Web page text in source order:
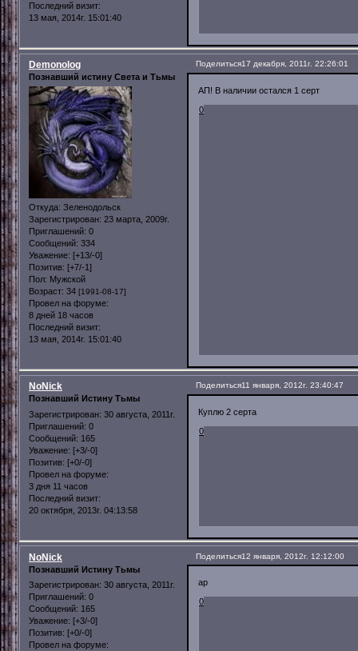
Последний визит:
13 мая, 2014г. 15:01:40
Поделиться17 декабря, 2011г. 22:26:01
Demonolog
Познавший истину Света и Тьмы
Откуда: Зеленодольск
Зарегистрирован: 23 марта, 2009г.
Приглашений: 0
Сообщений: 334
Уважение: [+13/-0]
Позитив: [+7/-1]
Пол: Мужской
Возраст: 34 [1991-08-17]
Провел на форуме:
8 дней 18 часов
Последний визит:
13 мая, 2014г. 15:01:40
АП! В наличии остался 1 серт
0
Поделиться11 января, 2012г. 23:40:47
NoNick
Познавший Истину Тьмы
Зарегистрирован: 30 августа, 2011г.
Приглашений: 0
Сообщений: 165
Уважение: [+3/-0]
Позитив: [+0/-0]
Провел на форуме:
3 дня 11 часов
Последний визит:
20 октября, 2013г. 04:13:58
Куплю 2 серта
0
Поделиться12 января, 2012г. 12:12:00
NoNick
Познавший Истину Тьмы
Зарегистрирован: 30 августа, 2011г.
Приглашений: 0
Сообщений: 165
Уважение: [+3/-0]
Позитив: [+0/-0]
Провел на форуме:
ap
0